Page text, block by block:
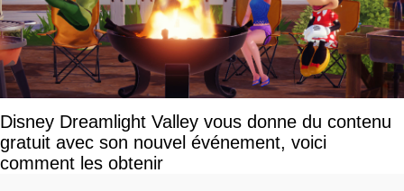
Disney Dreamlight Valley vous donne du contenu
gratuit avec son nouvel événement, voici
comment les obtenir